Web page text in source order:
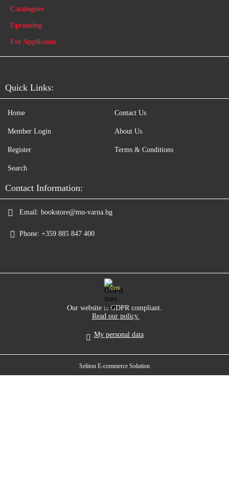
Catalogues
Upcoming
For Applicants
Quick Links:
Home
Member Login
Register
Search
Contact Us
About Us
Terms & Conditions
Contact Information:
Email: bookstore@mu-varna.bg
Phone: +359 885 847 400
GDPR
Our website is GDPR compliant.
Read our policy.
My personal data
Seliton E-commerce Solution